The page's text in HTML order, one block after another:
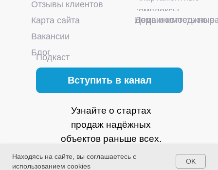
Отзывы клиентов
Вакансии
Карта сайта
Подкаст
Блог
Недвижимость по
Дома и коттеджные
комплексы
Вступить в канал
Узнайте о стартах
продаж надёжных
объектов раньше всех.
Находясь на сайте, вы соглашаетесь с
использованием cookies
OK